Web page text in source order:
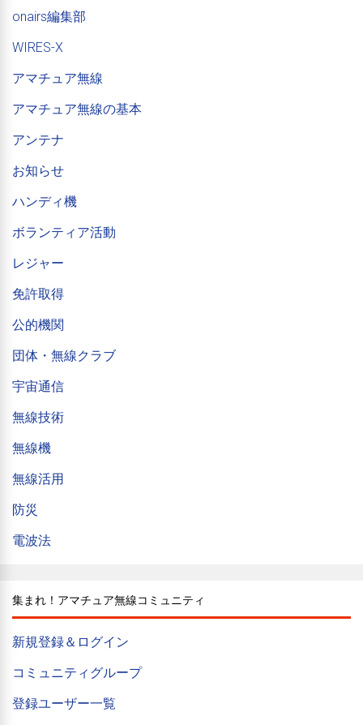
onairs編集部
WIRES-X
アマチュア無線
アマチュア無線の基本
アンテナ
お知らせ
ハンディ機
ボランティア活動
レジャー
免許取得
公的機関
団体・無線クラブ
宇宙通信
無線技術
無線機
無線活用
防災
電波法
集まれ！アマチュア無線コミュニティ
新規登録＆ログイン
コミュニティグループ
登録ユーザー一覧